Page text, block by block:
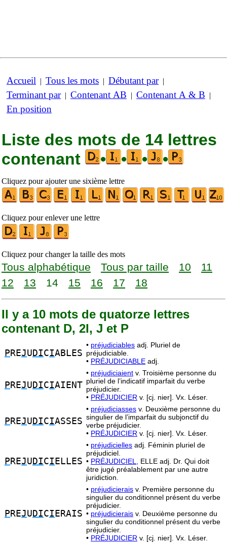
Accueil | Tous les mots | Débutant par|
Terminant par| Contenant AB | Contenant A & B |
En position
Liste des mots de 14 lettres
contenant
• • • •
Cliquez pour ajouter une sixième lettre
Cliquez pour enlever une lettre
Cliquez pour changer la taille des mots
Tous alphabétique Tous par taille 10
11
12
13 14 15 16 17 18
Il y a 10 mots de quatorze lettres
contenant D, 2I, J et P
P REJU DICIABLES
• préjudiciables adj. Pluriel de
préjudiciable.
• PRÉJUDICIABLE adj.
P REJU DICIAIENT
• préjudiciaient v. Troisième personne du
pluriel de l’indicatif imparfait du verbe
préjudicier.
• PRÉJUDICIER v. [cj. nier]. Vx. Léser.
P REJU DICIASSES
• préjudiciasses v. Deuxième personne du
singulier de l’imparfait du subjonctif du
verbe préjudicier.
• PRÉJUDICIER v. [cj. nier]. Vx. Léser.
P REJU DICI ELLES
• préjudicielles adj. Féminin pluriel de
préjudiciel.
• PRÉJUDICIEL,
ELLE adj. Dr. Qui doit
être jugé préalablement par une autre
juridiction.
P REJU DICI ERAIS
• préjudicierais v. Première personne du
singulier du conditionnel présent du verbe
préjudicier.
• préjudicierais v. Deuxième personne du
singulier du conditionnel présent du verbe
préjudicier.
• PRÉJUDICIER v. [cj. nier]. Vx. Léser.